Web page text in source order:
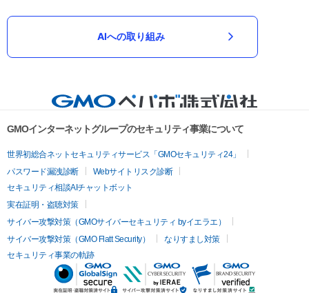
AIへの取り組み
GMOインターネットグループのセキュリティ事業について
世界初総合ネットセキュリティサービス「GMOセキュリティ24」
パスワード漏洩診断
Webサイトリスク診断
セキュリティ相談AIチャットボット
実在証明・盗聴対策
サイバー攻撃対策（GMOサイバーセキュリティ byイエラエ）
サイバー攻撃対策（GMO Flatt Security）
なりすまし対策
セキュリティ事業の軌跡